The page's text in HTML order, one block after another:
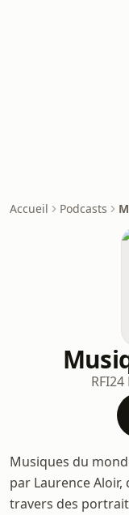
Accueil Podcasts
RFI24
Musiques du
par Laurence
travers des